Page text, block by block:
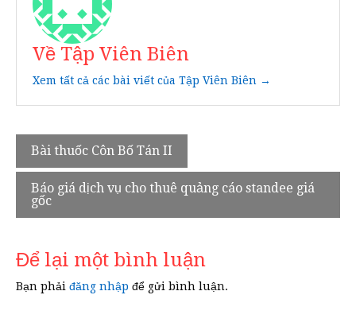
Về Tập Viên Biên
Xem tất cả các bài viết của Tập Viên Biên →
Điều
hướng
bài
viết
Bài thuốc Côn Bố Tán II
Báo giá dịch vụ cho thuê quảng cáo standee giá
gốc
Để lại một bình luận
Bạn phải đăng nhập để gửi bình luận.